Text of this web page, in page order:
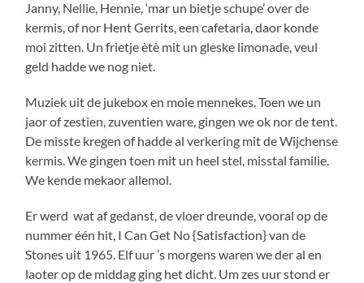
Janny, Nellie, Hennie, ‘mar un bietje schupe’ over de
kermis, of nor Hent Gerrits, een cafetaria, daor konde
moi zitten. Un frietje ètè mit un gleske limonade, veul
geld hadde we nog niet.
Muziek uit de jukebox en moie mennekes. Toen we un
jaor of zestien, zuventien ware, gingen we ok nor de tent.
De misste kregen of hadde al verkering mit de Wijchense
kermis. We gingen toen mit un heel stel, misstal familie.
We kende mekaor allemol.
Er werd wat af gedanst, de vloer dreunde, vooral op de
nummer één hit, I Can Get No {Satisfaction} van de
Stones uit 1965. Elf uur ’s morgens waren we der al en
laoter op de middag ging het dicht. Um zes uur stond er